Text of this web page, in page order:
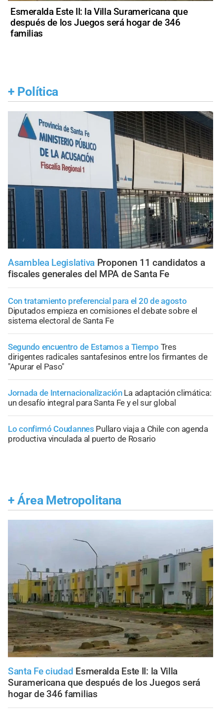
Esmeralda Este II: la Villa Suramericana que
después de los Juegos será hogar de 346
familias
+ Política
Asamblea Legislativa Proponen 11 candidatos a
fiscales generales del MPA de Santa Fe
Con tratamiento preferencial para el 20 de agosto
Diputados empieza en comisiones el debate sobre el
sistema electoral de Santa Fe
Segundo encuentro de Estamos a Tiempo Tres
dirigentes radicales santafesinos entre los firmantes de
"Apurar el Paso"
Jornada de Internacionalización La adaptación climática:
un desafío integral para Santa Fe y el sur global
Lo confirmó Coudannes Pullaro viaja a Chile con agenda
productiva vinculada al puerto de Rosario
+ Área Metropolitana
Santa Fe ciudad Esmeralda Este II: la Villa
Suramericana que después de los Juegos será
hogar de 346 familias